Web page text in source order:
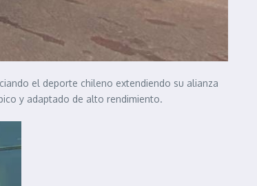
el deporte chileno extendiendo su alianza
y adaptado de alto rendimiento.